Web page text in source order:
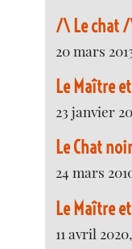
/\ Le chat
20 mars
Le Maître
23 janvier
Le Chat
24 mars
Le Maître
11 avril